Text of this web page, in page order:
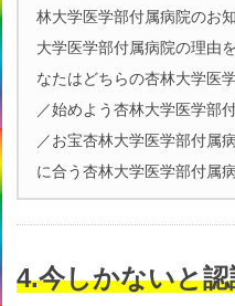
林大学医学部付属病院のお
大学医学部付属病院の理由
なたはどちらの杏林大学医
／始めよう杏林大学医学部
／お宝杏林大学医学部付属
に合う杏林大学医学部付属
4.今しかないと